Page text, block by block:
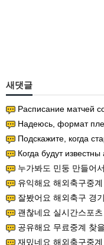
새댓글
Расписание матчей
Надеюсь, формат плей-
Подскажите, когда
Когда будут известны
누가봐도 민둥 만들어서 탈북하는것들이나 뭔가
유익해요 해외축구중계 링크 찾기 쉬워서 자
잘봤어요 해외축구 경기 일정 한눈에 보
괜찮네요 실시간스포츠 정보 확인하기 좋
공유해요 무료중계 찾을 때 여기가 제일 편해
재밌네요 해외축구중계 링크 찾기 쉬워서 자